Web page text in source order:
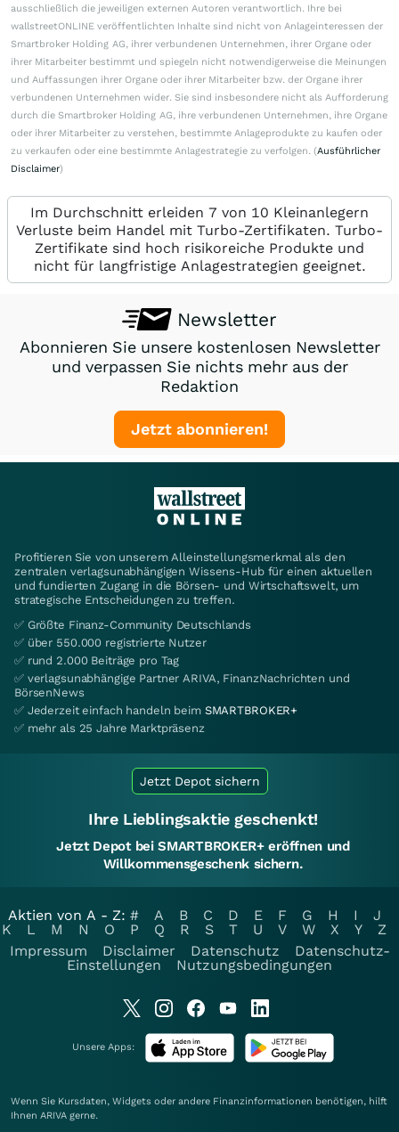
ausschließlich die jeweiligen externen Autoren verantwortlich. Ihre bei
wallstreetONLINE veröffentlichten Inhalte sind nicht von Anlageinteressen der
Smartbroker Holding AG, ihrer verbundenen Unternehmen, ihrer Organe oder
ihrer Mitarbeiter bestimmt und spiegeln nicht notwendigerweise die Meinungen
und Auffassungen ihrer Organe oder ihrer Mitarbeiter bzw. der Organe ihrer
verbundenen Unternehmen wider. Sie sind insbesondere nicht als Aufforderung
durch die Smartbroker Holding AG, ihre verbundenen Unternehmen, ihre Organe
oder ihrer Mitarbeiter zu verstehen, bestimmte Anlageprodukte zu kaufen oder
zu verkaufen oder eine bestimmte Anlagestrategie zu verfolgen. (Ausführlicher
Disclaimer)
Im Durchschnitt erleiden 7 von 10 Kleinanlegern
Verluste beim Handel mit Turbo-Zertifikaten. Turbo-
Zertifikate sind hoch risikoreiche Produkte und
nicht für langfristige Anlagestrategien geeignet.
Newsletter
Abonnieren Sie unsere kostenlosen Newsletter
und verpassen Sie nichts mehr aus der
Redaktion
Jetzt abonnieren!
Profitieren Sie von unserem Alleinstellungsmerkmal als den
zentralen verlagsunabhängigen Wissens-Hub für einen aktuellen
und fundierten Zugang in die Börsen- und Wirtschaftswelt, um
strategische Entscheidungen zu treffen.
✅ Größte Finanz-Community Deutschlands
✅ über 550.000 registrierte Nutzer
✅ rund 2.000 Beiträge pro Tag
✅ verlagsunabhängige Partner ARIVA, FinanzNachrichten und
BörsenNews
✅ Jederzeit einfach handeln beim SMARTBROKER+
✅ mehr als 25 Jahre Marktpräsenz
Jetzt Depot sichern
Ihre Lieblingsaktie geschenkt!
Jetzt Depot bei SMARTBROKER+ eröffnen und
Willkommensgeschenk sichern.
Aktien von A - Z: # A B C D E F G H I
J
K
L M N O P Q R S T U V W X Y
Z
Impressum
Disclaimer Datenschutz
Datenschutz-
Einstellungen
Nutzungsbedingungen
Unsere Apps:
Wenn Sie Kursdaten, Widgets oder andere Finanzinformationen benötigen, hilft
Ihnen ARIVA gerne.